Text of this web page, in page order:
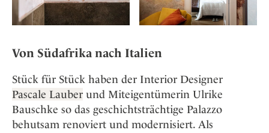
Von Südafrika nach Italien
Stück für Stück haben der Interior Designer
Pascale Lauber und Miteigentümerin Ulrike
Bauschke so das geschichtsträchtige Palazzo
behutsam renoviert und modernisiert. Als